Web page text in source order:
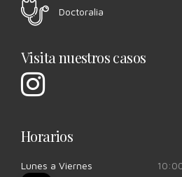
Doctoralia
Visita nuestros casos
Horarios
Lunes a Viernes